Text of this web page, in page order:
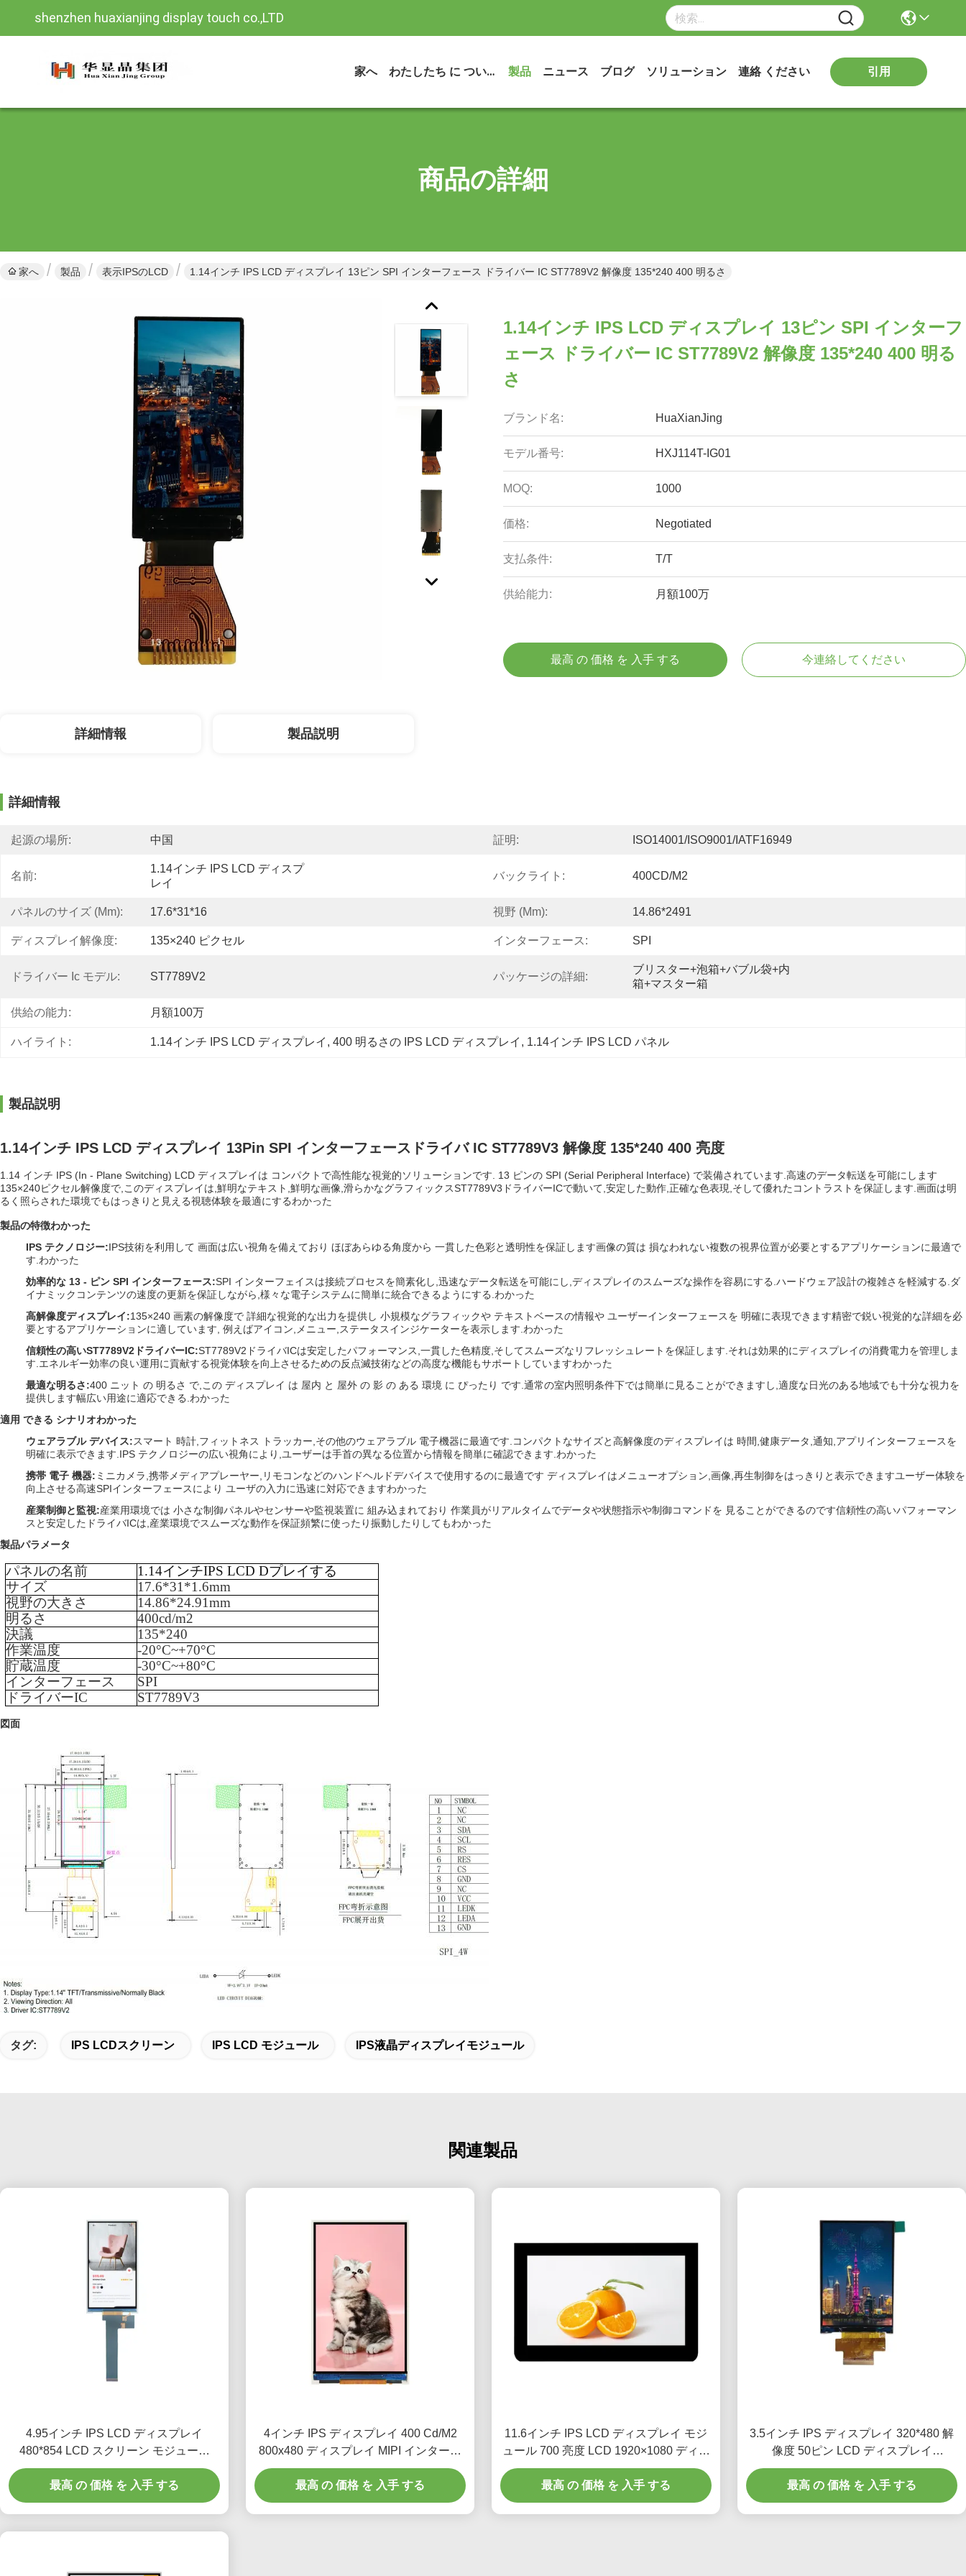
shenzhen huaxianjing display touch co.,LTD
家へ わたしたち に つい て 製品 ニュース ブログ ソリューション 連絡 ください 引用
商品の詳細
家へ 製品 表示IPSのLCD 1.14インチ IPS LCD ディスプレイ 13ピン SPI インターフェース ドライバー IC ST7789V2 解像度 135*240 400 明るさ
1.14インチ IPS LCD ディスプレイ 13ピン SPI インターフ
ェース ドライバー IC ST7789V2 解像度 135*240 400 明る
さ
ブランド名: HuaXianJing
モデル番号: HXJ114T-IG01
MOQ: 1000
価格: Negotiated
支払条件: T/T
供給能力: 月額100万
最高 の 価格 を 入手 する 今連絡してください
詳細情報 製品説明
詳細情報
起源の場所: 中国 証明: ISO14001/ISO9001/IATF16949
名前:
1.14インチ IPS LCD ディスプ
レイ
バックライト: 400CD/m2
パネルのサイズ (mm): 17.6*31*16 視野 (mm): 14.86*2491
ディスプレイ解像度: 135×240 ピクセル インターフェース: SPI
ドライバー Ic モデル: ST7789V2 パッケージの詳細:
ブリスター+泡箱+バブル袋+内
箱+マスター箱
供給の能力: 月額100万
ハイライト: 1.14インチ IPS LCD ディスプレイ , 400 明るさの IPS LCD ディスプレイ , 1.14インチ IPS LCD パネル
製品説明
1.14インチ IPS LCD ディスプレイ 13Pin SPI インターフェースドライバ IC ST7789V3 解像度 135*240 400 亮度
1.14 インチ IPS (In - Plane Switching) LCD ディスプレイは コンパクトで高性能な視覚的ソリューションです. 13 ピンの SPI (Serial Peripheral Interface) で装備されています.高速のデータ転送を可能にします
135×240ピクセル解像度で,このディスプレイは,鮮明なテキスト,鮮明な画像,滑らかなグラフィックスST7789V3ドライバーICで動いて,安定した動作,正確な色表現,そして優れたコントラストを保証します.画面は明
るく照らされた環境でもはっきりと見える視聴体験を最適にするわかった
製品の特徴わかった
IPS テクノロジー:IPS技術を利用して 画面は広い視角を備えており ほぼあらゆる角度から 一貫した色彩と透明性を保証します画像の質は 損なわれない複数の視界位置が必要とするアプリケーションに最適で
す. わかった
効率的な 13 - ピン SPI インターフェース:SPI インターフェイスは接続プロセスを簡素化し,迅速なデータ転送を可能にし,ディスプレイのスムーズな操作を容易にする.ハードウェア設計の複雑さを軽減する.ダ
イナミックコンテンツの速度の更新を保証しながら,様々な電子システムに簡単に統合できるようにする. わかった
高解像度ディスプレイ:135×240 画素の解像度で 詳細な視覚的な出力を提供し 小規模なグラフィックや テキストベースの情報や ユーザーインターフェースを 明確に表現できます精密で鋭い視覚的な詳細を必
要とするアプリケーションに適しています, 例えばアイコン,メニュー,ステータスインジケーターを表示します. わかった
信頼性の高いST7789V2ドライバーIC:ST7789V2ドライバICは安定したパフォーマンス,一貫した色精度,そしてスムーズなリフレッシュレートを保証します.それは効果的にディスプレイの消費電力を管理しま
す.エネルギー効率の良い運用に貢献する視覚体験を向上させるための反点滅技術などの高度な機能もサポートしていますわかった
最適な明るさ:400 ニット の 明るさ で,この ディスプレイ は 屋内 と 屋外 の 影 の ある 環境 に ぴったり です.通常の室内照明条件下では簡単に見ることができますし,適度な日光のある地域でも十分な視力を
提供します幅広い用途に適応できる. わかった
適用 できる シナリオわかった
ウェアラブル デバイス:スマート 時計,フィットネス トラッカー,その他のウェアラブル 電子機器に最適です.コンパクトなサイズと高解像度のディスプレイは 時間,健康データ,通知,アプリインターフェースを
明確に表示できます.IPS テクノロジーの広い視角により,ユーザーは手首の異なる位置から情報を簡単に確認できます. わかった
携帯 電子 機器: ミニカメラ,携帯メディアプレーヤー,リモコンなどのハンドヘルドデバイスで使用するのに最適です ディスプレイはメニューオプション,画像,再生制御をはっきりと表示できますユーザー体験を
向上させる高速SPIインターフェースにより ユーザの入力に迅速に対応できますわかった
産業制御と監視:産業用環境では 小さな制御パネルやセンサーや監視装置に 組み込まれており 作業員がリアルタイムでデータや状態指示や制御コマンドを 見ることができるのです信頼性の高いパフォーマン
スと安定したドライバICは,産業環境でスムーズな動作を保証頻繁に使ったり振動したりしてもわかった
製品パラメータ
パネルの名前 1.14インチIPS LCD Dプレイする
サイズ
17.6*31*1.6mm
視野の大きさ
14.86*24.91mm
明るさ
400cd/m2
決議
135*240
作業温度
-20°C~+70°C
貯蔵温度
-30°C~+80°C
インターフェース
SPI
ドライバーIC
ST7789V3
図面
タグ: IPS LCDスクリーン IPS LCD モジュール IPS液晶ディスプレイモジュール
関連製品
4.95インチ IPS LCD ディスプレイ
480*854 LCD スクリーン モジュール
520 亮度
最高 の 価格 を 入手 する
4インチ IPS ディスプレイ 400 Cd/M2
800x480 ディスプレイ MIPI インターフ
ェースドライバー IC ILI9806E
最高 の 価格 を 入手 する
11.6インチ IPS LCD ディスプレイ モジ
ュール 700 亮度 LCD 1920×1080 ディス
プレイ
最高 の 価格 を 入手 する
3.5インチ IPS ディスプレイ 320*480 解
像度 50ピン LCD ディスプレイ
300Cd/M2 SPI インターフェース
最高 の 価格 を 入手 する